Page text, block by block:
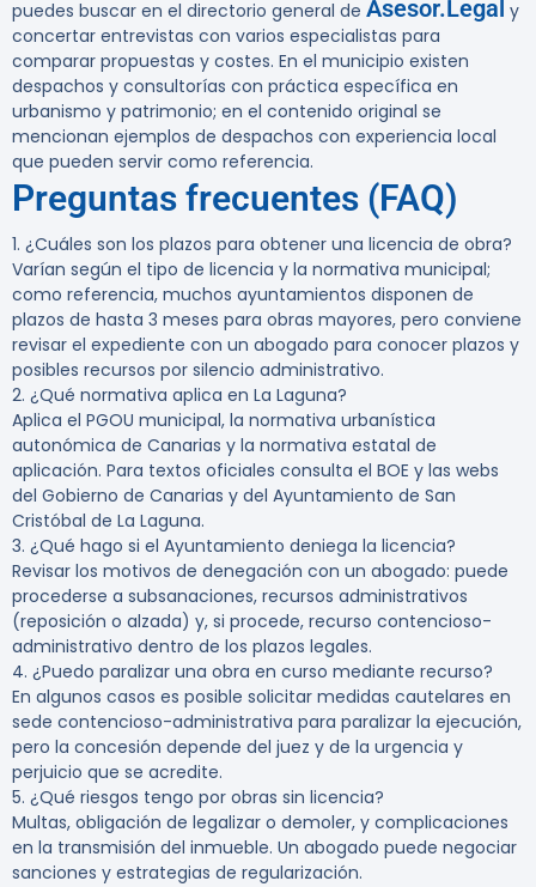
puedes buscar en el directorio general de Asesor.Legal y
concertar entrevistas con varios especialistas para
comparar propuestas y costes. En el municipio existen
despachos y consultorías con práctica específica en
urbanismo y patrimonio; en el contenido original se
mencionan ejemplos de despachos con experiencia local
que pueden servir como referencia.
Preguntas frecuentes (FAQ)
1. ¿Cuáles son los plazos para obtener una licencia de obra?
Varían según el tipo de licencia y la normativa municipal;
como referencia, muchos ayuntamientos disponen de
plazos de hasta 3 meses para obras mayores, pero conviene
revisar el expediente con un abogado para conocer plazos y
posibles recursos por silencio administrativo.
2. ¿Qué normativa aplica en La Laguna?
Aplica el PGOU municipal, la normativa urbanística
autonómica de Canarias y la normativa estatal de
aplicación. Para textos oficiales consulta el BOE y las webs
del Gobierno de Canarias y del Ayuntamiento de San
Cristóbal de La Laguna.
3. ¿Qué hago si el Ayuntamiento deniega la licencia?
Revisar los motivos de denegación con un abogado: puede
procederse a subsanaciones, recursos administrativos
(reposición o alzada) y, si procede, recurso contencioso-
administrativo dentro de los plazos legales.
4. ¿Puedo paralizar una obra en curso mediante recurso?
En algunos casos es posible solicitar medidas cautelares en
sede contencioso-administrativa para paralizar la ejecución,
pero la concesión depende del juez y de la urgencia y
perjuicio que se acredite.
5. ¿Qué riesgos tengo por obras sin licencia?
Multas, obligación de legalizar o demoler, y complicaciones
en la transmisión del inmueble. Un abogado puede negociar
sanciones y estrategias de regularización.